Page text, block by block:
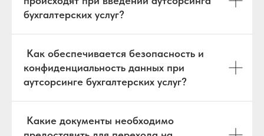
бухгалтерских услуг?
Как обеспечивается безопасность и
конфиденциальность данных при
аутсорсинге бухгалтерских услуг?
Какие документы необходимо